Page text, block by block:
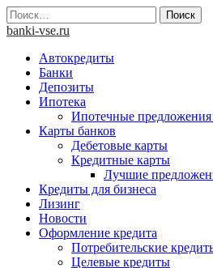
Skip
to
Найти:
banki-vse.ru
Автокредиты
Банки
Депозиты
Ипотека
Ипотечные предложения
Карты банков
Дебетовые карты
Кредитные карты
Лучшие
Кредиты для бизнеса
Лизинг
Новости
Оформление кредита
Потребительские
Целевые кредиты